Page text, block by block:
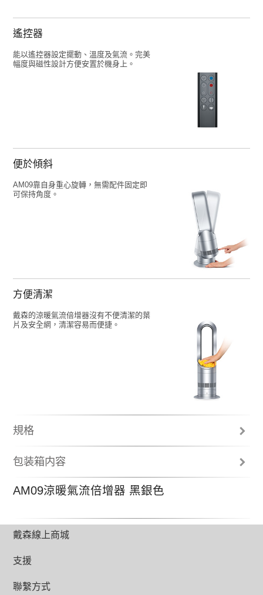
遙控器
能以遙控器設定擺動、溫度及氣流。完美
幅度與磁性設計方便安置於機身上。
便於傾斜
AM09靠自身重心旋轉，無需配件固定即
可保持角度。
方便清潔
戴森的涼暖氣流倍增器沒有不便清潔的葉
片及安全網，清潔容易而便捷。
規格
最高風速
包装箱内容
使用說明
2年零件及人工保固
AM09涼暖氣流倍增器 黑銀色
戴森線上商城
支援
聯繫方式